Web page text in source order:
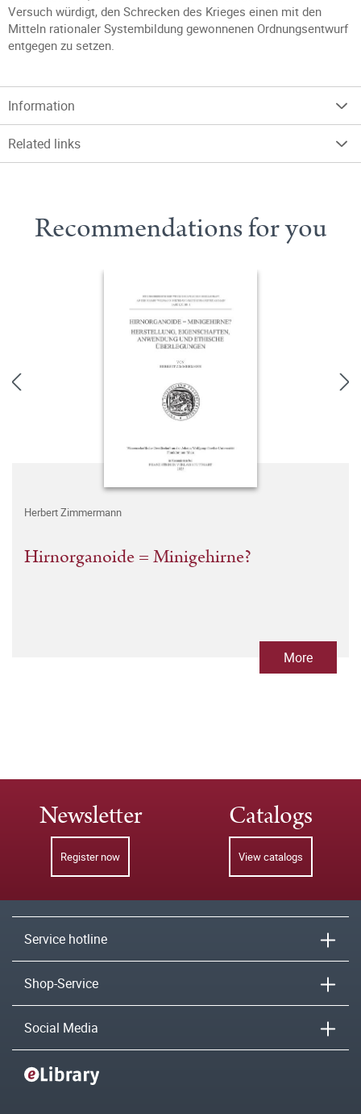
Versuch würdigt, den Schrecken des Krieges einen mit den
Mitteln rationaler Systembildung gewonnenen Ordnungsentwurf
entgegen zu setzen.
Information
Related links
Recommendations for you
Herbert Zimmermann
Hirnorganoide = Minigehirne?
More
Newsletter
Register now
Catalogs
View catalogs
Service hotline
Shop-Service
Social Media